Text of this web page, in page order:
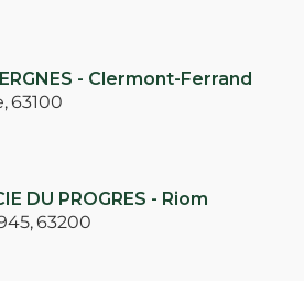
- Clermont-Ferrand
63100
DU PROGRES - Riom
63200